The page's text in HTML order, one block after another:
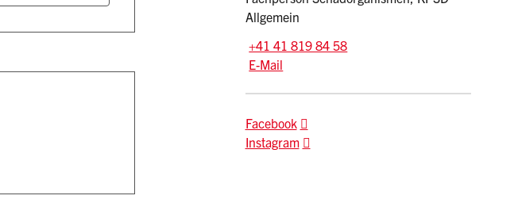
Allgemein
Tel.:
+41 41 819 84 58
E-Mail: lara.wyser
E-Mail
Facebook
Instagram